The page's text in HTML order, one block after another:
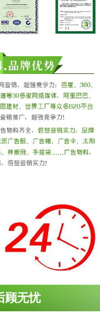
顾无忧